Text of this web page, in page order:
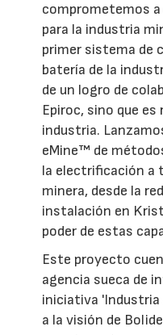
comprometemos a
para la industria
primer sistema de
batería de la
de un logro de
Epiroc, sino que
industria.
eMine™ de
la electrificación a
minera, desde la
instalación en
poder de estas
Este proyecto
agencia sueca de
iniciativa
a la visión de